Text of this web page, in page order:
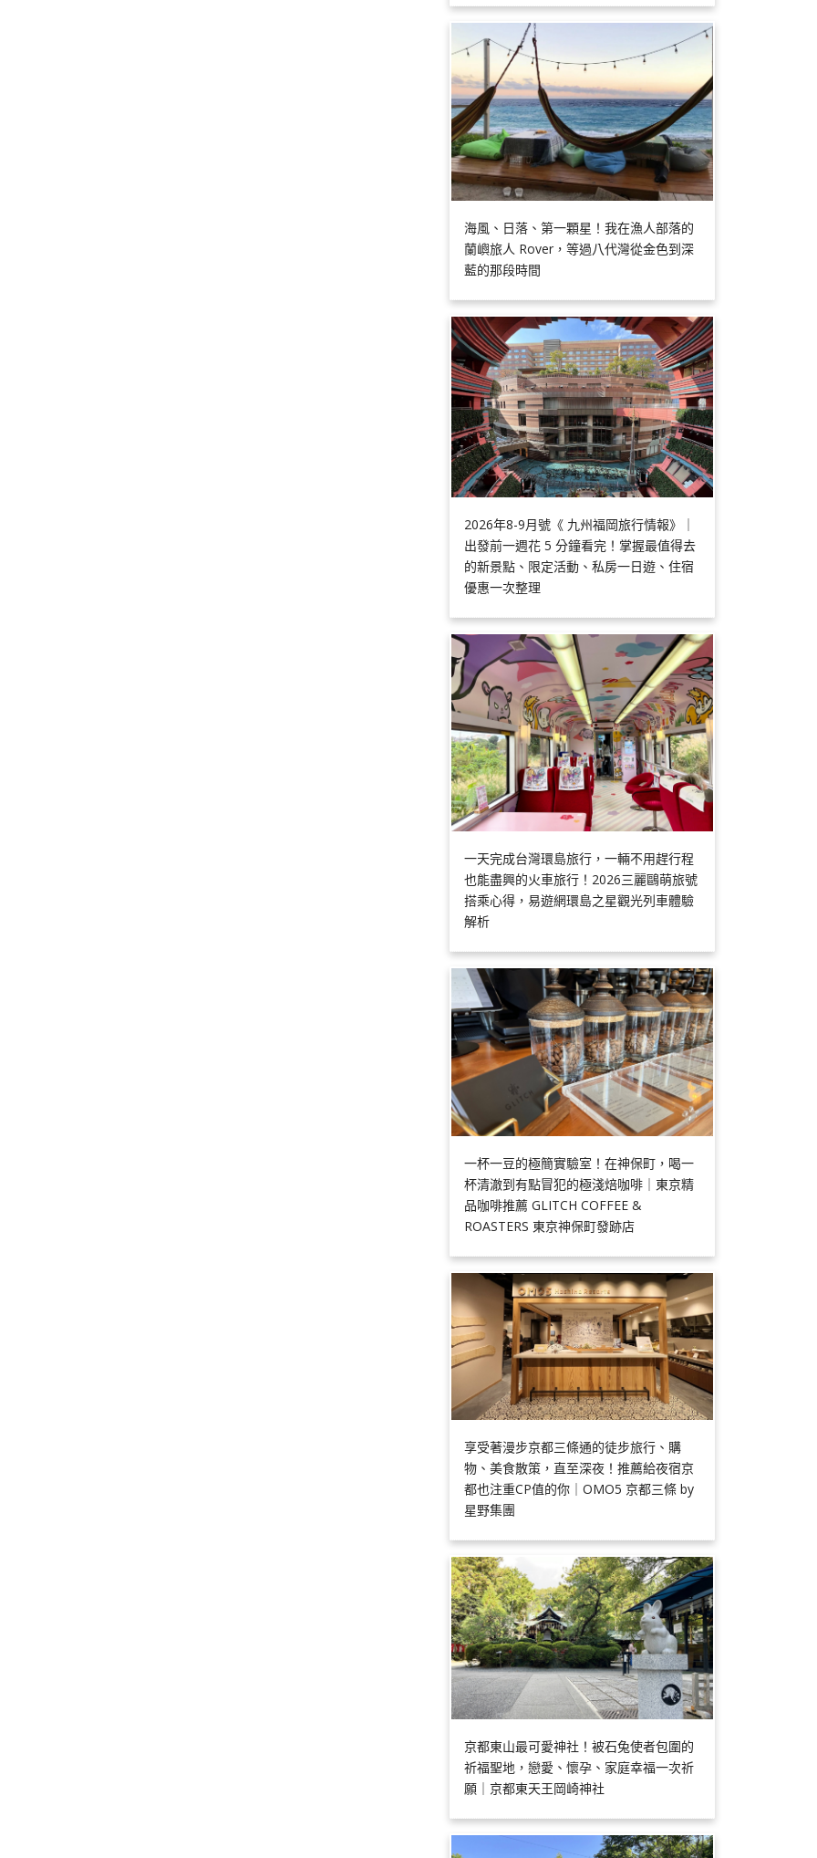
海風、日落、第一顆星！我在漁人部落的
蘭嶼旅人 Rover，等過八代灣從金色到深
藍的那段時間
2026年8-9月號《 九州福岡旅行情報》｜
出發前一週花 5 分鐘看完！掌握最值得去
的新景點、限定活動、私房一日遊、住宿
優惠一次整理
一天完成台灣環島旅行，一輛不用趕行程
也能盡興的火車旅行！2026三麗鷗萌旅號
搭乘心得，易遊網環島之星觀光列車體驗
解析
一杯一豆的極簡實驗室！在神保町，喝一
杯清澈到有點冒犯的極淺焙咖啡｜東京精
品咖啡推薦 GLITCH COFFEE &
ROASTERS 東京神保町發跡店
享受著漫步京都三條通的徒步旅行、購
物、美食散策，直至深夜！推薦給夜宿京
都也注重CP值的你｜OMO5 京都三條 by
星野集團
京都東山最可愛神社！被石兔使者包圍的
祈福聖地，戀愛、懷孕、家庭幸福一次祈
願｜京都東天王岡崎神社